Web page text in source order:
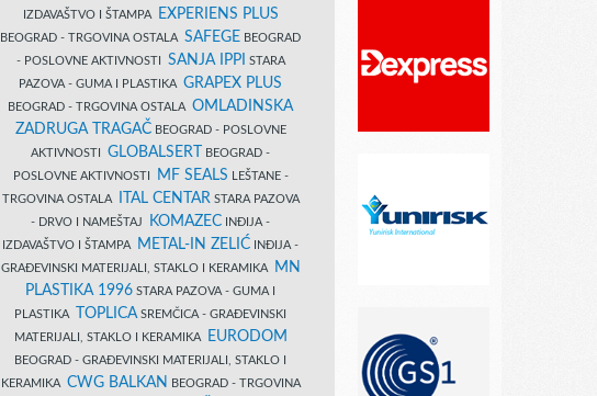
IZDAVAŠTVO I ŠTAMPA
EXPERIENS PLUS
BEOGRAD - TRGOVINA OSTALA SAFEGE BEOGRAD
- POSLOVNE AKTIVNOSTI SANJA IPPI
STARA
PAZOVA - GUMA I PLASTIKA GRAPEX PLUS
BEOGRAD - TRGOVINA OSTALA OMLADINSKA
ZADRUGA TRAGAČBEOGRAD - POSLOVNE
AKTIVNOSTI GLOBALSERT
BEOGRAD -
POSLOVNE AKTIVNOSTI
MF SEALS LEŠTANE -
TRGOVINA OSTALA
ITAL CENTAR STARA PAZOVA
- DRVO I NAMEŠTAJ
KOMAZEC INĐIJA -
IZDAVAŠTVO I ŠTAMPA
METAL-IN ZELIĆ INĐIJA -
GRAĐEVINSKI MATERIJALI, STAKLO I KERAMIKA
MN
PLASTIKA 1996 STARA PAZOVA - GUMA I
PLASTIKA
TOPLICA SREMČICA - GRAĐEVINSKI
MATERIJALI, STAKLO I KERAMIKA
EURODOM
BEOGRAD - GRAĐEVINSKI MATERIJALI, STAKLO I
KERAMIKA CWG BALKAN
BEOGRAD - TRGOVINA